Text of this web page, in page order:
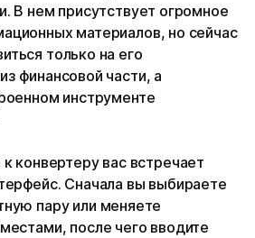
В нем присутствует огромное
материалов, но сейчас
только на его
финансовой части, а
инструменте
конвертеру вас встречает
Сначала вы выбираете
пару или меняете
после чего вводите